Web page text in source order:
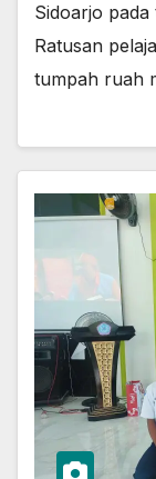
Sidoarjo
Ratusan
tumpah ruah